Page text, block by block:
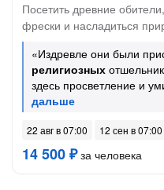
Посетить древние
фрески и насладиться
«Издревле они были
религиозных
здесь просветление и
22 авг в 07:00 12 сен в 07:00
14 500 ₽за человека